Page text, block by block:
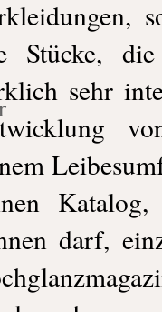
Stücke,
sehr
darf,